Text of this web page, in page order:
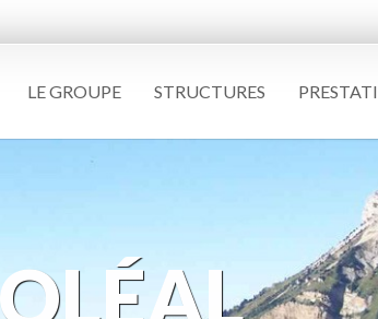
LE GROUPE STRUCTURES